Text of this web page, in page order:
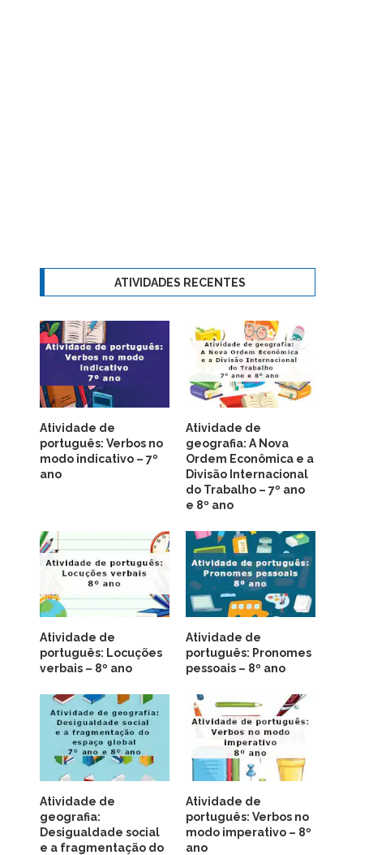
ATIVIDADES RECENTES
Atividade de
português: Verbos no
modo indicativo – 7º
ano
Atividade de
geografia: A Nova
Ordem Econômica e a
Divisão Internacional
do Trabalho – 7º ano
e 8º ano
Atividade de
português: Locuções
verbais – 8º ano
Atividade de
português: Pronomes
pessoais – 8º ano
Atividade de
geografia:
Desigualdade social
e a fragmentação do
Atividade de
português: Verbos no
modo imperativo – 8º
ano